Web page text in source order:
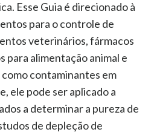
Esse Guia é direcionado à
para o controle de
veterinários, fármacos
para alimentação animal e
contaminantes em
ele pode ser aplicado a
a determinar a pureza de
de depleção de